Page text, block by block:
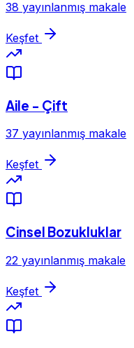
38 yayınlanmış makale
Keşfet
Aile - Çift
37 yayınlanmış makale
Keşfet
Cinsel Bozukluklar
22 yayınlanmış makale
Keşfet